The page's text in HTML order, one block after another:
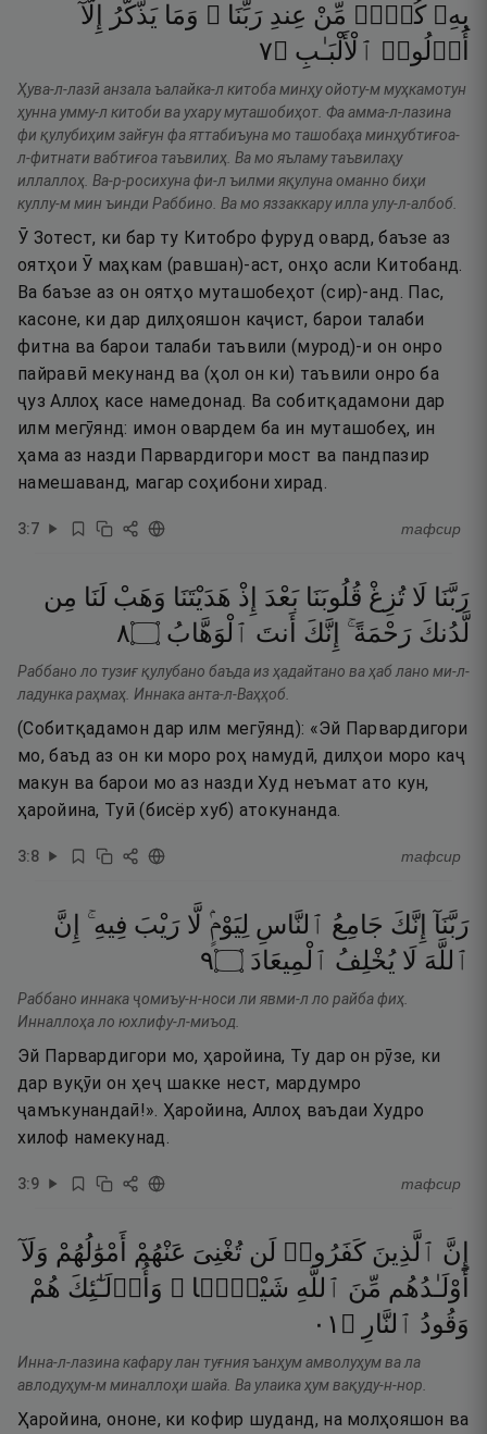
بِهِۦ كُلٌّۭ مِّنْ عِندِ رَبِّنَا ۗ وَمَا يَذَّكَّرُ
إِلَّآ
أُو۟لُوا۟ ٱلْأَلْبَـٰبِ ۝٧
Ҳува-л-лазӣ анзала ъалайка-л китоба минҳу ойоту-м муҳкамотун
ҳунна умму-л китоби ва ухару муташобиҳот. Фа амма-л-лазина
фи қулубиҳим зайғун фа яттабиъуна мо ташобаҳа минҳубтиғоа-
л-фитнати вабтиғоа таъвилиҳ. Ва мо яъламу таъвилаҳу
иллаллоҳ. Ва-р-росихуна фи-л ъилми яқулуна оманно биҳи
куллу-м мин ъинди Раббино. Ва мо яззаккару илла улу-л-албоб.
Ӯ Зотест, ки бар ту Китобро фуруд овард, баъзе аз
оятҳои Ӯ маҳкам (равшан)-аст, онҳо асли Китобанд.
Ва баъзе аз он оятҳо муташобеҳот (сир)-анд. Пас,
касоне, ки дар дилҳояшон каҷист, барои талаби
фитна ва барои талаби таъвили (мурод)-и он онро
пайравӣ мекунанд ва (ҳол он ки) таъвили онро ба
ҷуз Аллоҳ касе намедонад. Ва собитқадамони дар
илм мегӯянд: имон овардем ба ин муташобеҳ, ин
ҳама аз назди Парвардигори мост ва пандпазир
намешаванд, магар соҳибони хирад.
3:7 тафсир
رَبَّنَا لَا تُزِغْ قُلُوبَنَا بَعْدَ إِذْ هَدَيْتَنَا وَهَبْ لَنَا مِن
لَّدُنكَ رَحْمَةً ۚ إِنَّكَ أَنتَ ٱلْوَهَّابُ ۝٨
Раббано ло тузиғ қулубано баъда из ҳадайтано ва ҳаб лано ми-л-
ладунка раҳмаҳ. Иннака анта-л-Ваҳҳоб.
(Собитқадамон дар илм мегӯянд): «Эй Парвардигори
мо, баъд аз он ки моро роҳ намудӣ, дилҳои моро каҷ
макун ва барои мо аз назди Худ неъмат ато кун,
ҳаройина, Туӣ (бисёр хуб) атокунанда.
3:8 тафсир
رَبَّنَآ إِنَّكَ جَامِعُ ٱلنَّاسِ لِيَوْمٍۢ لَّا رَيْبَ فِيهِ ۚ
إِنَّ
ٱللَّهَ لَا يُخْلِفُ ٱلْمِيعَادَ ۝٩
Раббано иннака ҷомиъу-н-носи ли явми-л ло райба фиҳ.
Инналлоҳа ло юхлифу-л-миъод.
Эй Парвардигори мо, ҳаройина, Ту дар он рӯзе, ки
дар вуқӯи он ҳеҷ шакке нест, мардумро
ҷамъкунандаӣ!». Ҳаройина, Аллоҳ ваъдаи Худро
хилоф намекунад.
3:9 тафсир
إِنَّ ٱلَّذِينَ كَفَرُوا۟ لَن تُغْنِىَ عَنْهُمْ أَمْوَٰلُهُمْ وَلَآ
أَوْلَـٰدُهُم مِّنَ ٱللَّهِ شَيْـًۭٔا ۖ وَأُو۟لَـٰٓئِكَ هُمْ
وَقُودُ ٱلنَّارِ ۝ ١٠
Инна-л-лазина кафару лан туғния ъанҳум амволуҳум ва ла
авлодуҳум-м миналлоҳи шайа. Ва улаика ҳум вақуду-н-нор.
Ҳаройина, ононе, ки кофир шуданд, на молҳояшон ва